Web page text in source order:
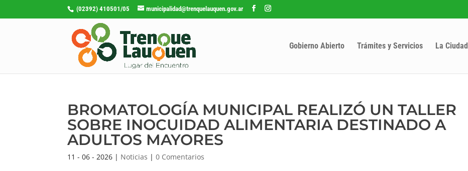
(02392) 410501/05 municipalidad@trenquelauquen.gov.ar
Gobierno Abierto Trámites y Servicios La Ciudad
BROMATOLOGÍA MUNICIPAL REALIZÓ UN TALLER
SOBRE INOCUIDAD ALIMENTARIA DESTINADO A
ADULTOS MAYORES
11 - 06 - 2026 | Noticias |0 Comentarios